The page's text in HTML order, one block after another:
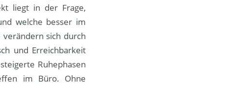
liegt in der Frage,
welche besser im
sich durch
und Erreichbarkeit
Ruhephasen
im Büro. Ohne